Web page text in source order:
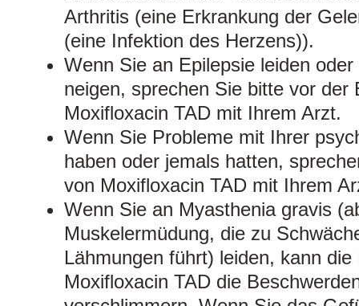
Arthritis (eine Erkrankung der
(eine Infektion des Herzens)).
Wenn Sie an Epilepsie leiden
neigen, sprechen Sie bitte vor der
Moxifloxacin TAD mit Ihrem Arzt.
Wenn Sie Probleme mit Ihrer
haben oder jemals hatten,
von Moxifloxacin TAD mit Ihrem
Wenn Sie an Myasthenia gravis
Muskelermüdung, die zu
Lähmungen führt) leiden, kann
Moxifloxacin TAD die